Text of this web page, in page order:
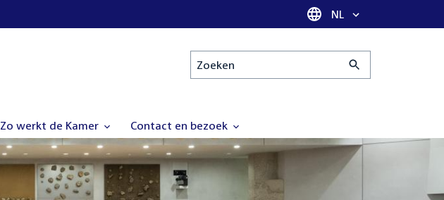
Taal selectie
NL
Zoeken
Zo werkt de Kamer Contact en bezoek